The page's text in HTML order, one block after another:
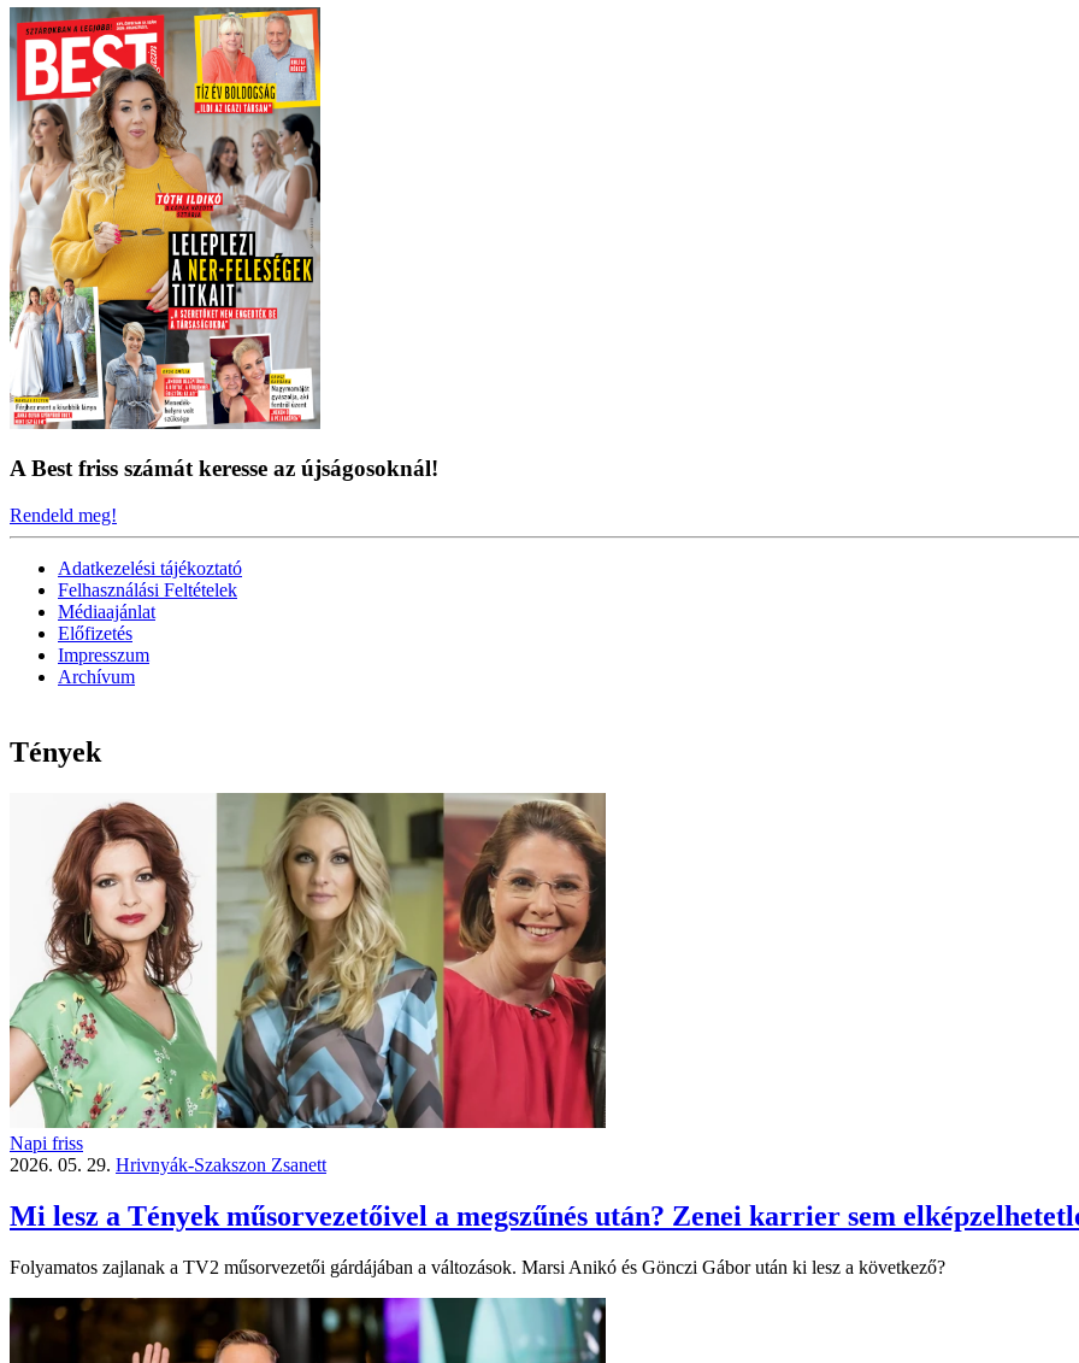
A Best friss számát keresse az újságosoknál!
Rendeld meg!
Adatkezelési tájékoztató
Felhasználási Feltételek
Médiaajánlat
Előfizetés
Impresszum
Archívum
Tények
Napi friss
2026. 05. 29. Hrivnyák-Szakszon Zsanett
Mi lesz a Tények műsorvezetőivel a megszűnés után? Zenei karrier sem
Folyamatos zajlanak a TV2 műsorvezetői gárdájában a változások. Marsi Anikó és Gönczi Gábor után ki lesz a következő?